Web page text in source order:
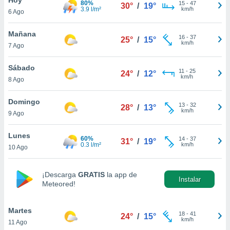
en
más
nuestra
de
aceptar
de
6 Ago
80%
3.9 l/m²
30° / 19° 15- 47
km/h
Mañana
7 Ago
25° / 15° 16- 37
km/h
Sábado
8 Ago
24° / 12° 11 - 25
km/h
Domingo
9 Ago
28° / 13° 13- 32
km/h
Lunes
10 Ago
60%
0.3 l/m²
31° / 19° 14- 37
km/h
¡Descarga GRATIS la app de
Meteored!
Instalar
Martes
11 Ago
24° / 15° 18- 41
km/h